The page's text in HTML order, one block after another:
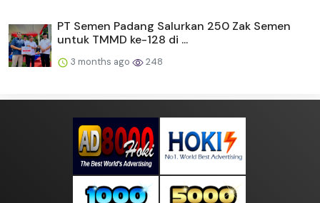
PT Semen Padang Salurkan 250 Zak Semen
untuk TMMD ke-128 di ...
3 months ago 248